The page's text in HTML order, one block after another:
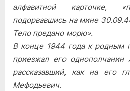
алфавитной карточке,
подорвавшись на мине
Тело предано морю».
В конце 1944 года к родным
приезжал его однополчанин
рассказавший, как на его
Мефодьевич.